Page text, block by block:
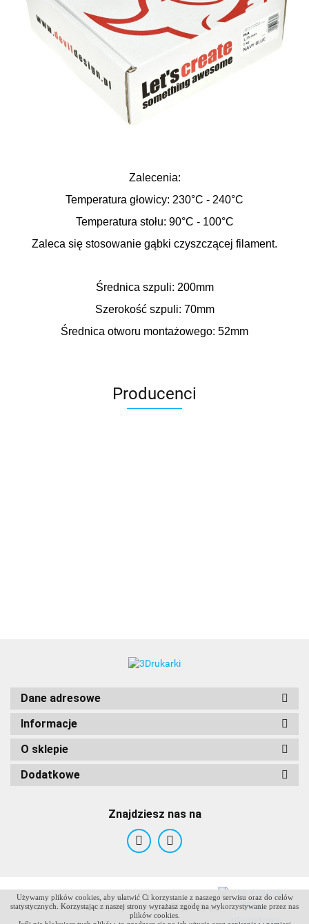
Używamy plików cookies, aby ułatwić Ci korzystanie z naszego serwisu oraz do celów
statystycznych. Korzystając z naszej strony wyrażasz zgodę na wykorzystywanie przez nas
plików cookies.
Zalecenia:
Temperatura głowicy: 230°C - 240°C
Temperatura stołu: 90°C - 100°C
Zaleca się stosowanie gąbki czyszczącej filament.
Średnica szpuli: 200mm
Szerokość szpuli: 70mm
Średnica otworu montażowego: 52mm
Producenci
ANTCLABS
Dane adresowe
Informacje
O sklepie
Dodatkowe
Znajdziesz nas na
Sklep internetowy na oprogramowaniu Sky-Shop.pl